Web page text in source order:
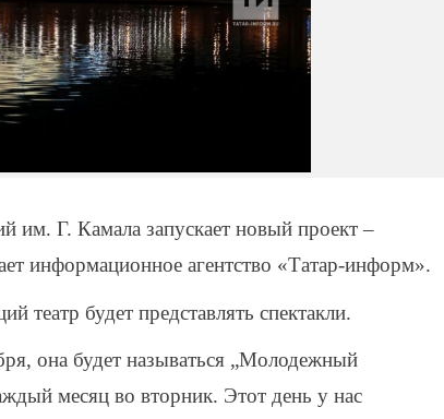
им. Г. Камала запускает новый проект –
информационное агентство «Татар-информ».
театр будет представлять спектакли.
она будет называться „Молодежный
месяц во вторник. Этот день у нас